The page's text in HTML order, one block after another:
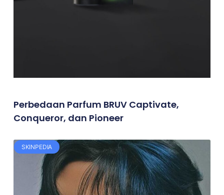
Perbedaan Parfum BRUV Captivate,
Conqueror, dan Pioneer
SKINPEDIA